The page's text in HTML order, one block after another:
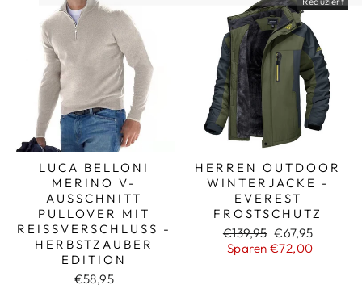
LUCA BELLONI
MERINO V-
AUSSCHNITT
PULLOVER MIT
REISSVERSCHLUSS - H
ERBSTZAUBER E
DITION
€58,95
HERREN OUTDOOR
WINTERJACKE -
EVEREST
FROSTSCHUTZ
Normaler
Preis
€139,95 Sonderpreis
€67,95
Sparen €72,00